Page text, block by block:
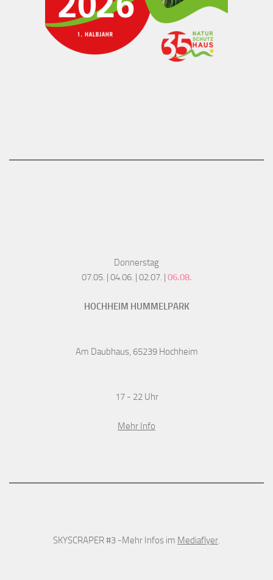
Donnerstag
07.05. | 04.06. | 02.07. | 06.08.
HOCHHEIM HUMMELPARK
Am Daubhaus, 65239 Hochheim
17 - 22 Uhr
Mehr Info
SKYSCRAPER #3 -Mehr Infos im Mediaflyer.